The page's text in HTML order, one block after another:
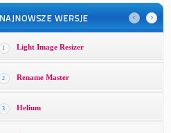
1 Light Image Resizer
2 Rename Master
3 Helium